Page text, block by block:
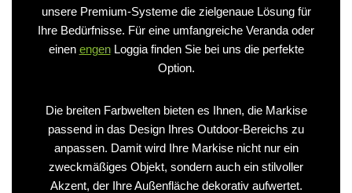
unsere Premium-Systeme die zielgenaue Lösung für
Ihre Bedürfnisse. Für eine umfangreiche Veranda oder
einen engenLoggia finden Sie bei uns die perfekte
Option.
Die breiten Farbwelten bieten es Ihnen, die Markise
passend in das Design Ihres Outdoor-Bereichs zu
anpassen. Damit wird Ihre Markise nicht nur ein
zweckmäßiges Objekt, sondern auch ein stilvoller
Akzent, der Ihre Außenfläche dekorativ aufwertet.